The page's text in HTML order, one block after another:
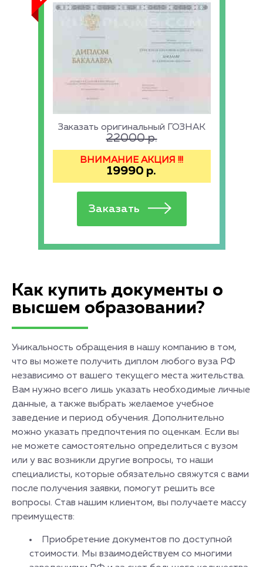
Заказать оригинальный ГОЗНАК
22000р.
ВНИМАНИЕ АКЦИЯ !!!
19990 р.
Как купить документы о
высшем образовании?
Уникальность обращения в нашу компанию в том,
что вы можете получить диплом любого вуза РФ
независимо от вашего текущего места жительства.
Вам нужно всего лишь указать необходимые личные
данные, а также выбрать желаемое учебное
заведение и период обучения. Дополнительно
можно указать предпочтения по оценкам. Если вы
не можете самостоятельно определиться с вузом
или у вас возникли другие вопросы, то наши
специалисты, которые обязательно свяжутся с вами
после получения заявки, помогут решить все
вопросы. Став нашим клиентом, вы получаете массу
преимуществ:
Приобретение документов по доступной
стоимости. Мы взаимодействуем со многими